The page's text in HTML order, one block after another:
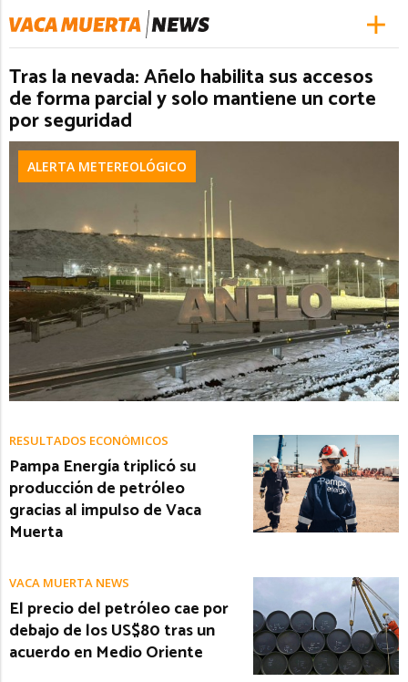
Tras la nevada: Añelo habilita sus accesos
de forma parcial y solo mantiene un corte
por seguridad
ALERTA METEREOLÓGICO
RESULTADOS ECONÓMICOS
Pampa Energía triplicó su
producción de petróleo
gracias al impulso de Vaca
Muerta
VACA MUERTA NEWS
El precio del petróleo cae por
debajo de los US$80 tras un
acuerdo en Medio Oriente